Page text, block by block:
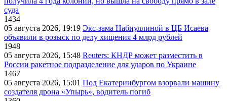
суда
1434
05 августа 2026, 19:19 Экс-зама Набиуллиной в ЦБ Исаева
объявили в розыск по делу хищения 4 млрд рублей
1948
05 августа 2026, 15:48 Reuters: КНДР может разместить в
России ракетное подразделение для ударов по Украине
1467
05 августа 2026, 15:01 Под Екатеринбургом взорвали машину
создателя дрона «Упырь», водитель погиб